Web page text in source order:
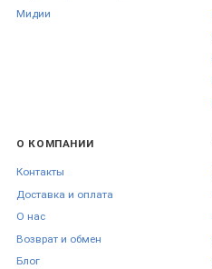
Мидии
О КОМПАНИИ
Контакты
Доставка и оплата
О нас
Возврат и обмен
Блог